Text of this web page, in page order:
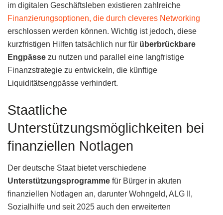
im digitalen Geschäftsleben existieren zahlreiche
Finanzierungsoptionen, die durch cleveres Networking
erschlossen werden können. Wichtig ist jedoch, diese
kurzfristigen Hilfen tatsächlich nur für überbrückbare
Engpässe zu nutzen und parallel eine langfristige
Finanzstrategie zu entwickeln, die künftige
Liquiditätsengpässe verhindert.
Staatliche
Unterstützungsmöglichkeiten bei
finanziellen Notlagen
Der deutsche Staat bietet verschiedene
Unterstützungsprogramme für Bürger in akuten
finanziellen Notlagen an, darunter Wohngeld, ALG II,
Sozialhilfe und seit 2025 auch den erweiterten